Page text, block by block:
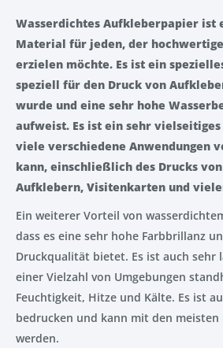
Wasserdichtes Aufkleberpapier ist
Material für jeden, der
erzielen möchte. Es ist ein
speziell für den Druck von
wurde und eine sehr hohe
aufweist. Es ist ein sehr
viele verschiedene Anwendungen
kann, einschließlich des Drucks
Aufklebern, Visitenkarten und
Ein weiterer Vorteil von
dass es eine sehr hohe Farbbrillanz
Druckqualität bietet. Es ist auch sehr
einer Vielzahl von Umgebungen
Feuchtigkeit, Hitze und Kälte. Es ist
bedrucken und kann mit den meisten
werden.